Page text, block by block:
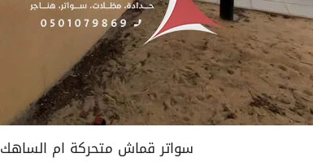
سواتر قماش متحركة ام الساهك